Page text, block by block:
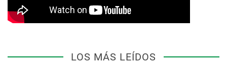
LOS MÁS LEÍDOS